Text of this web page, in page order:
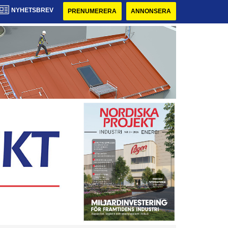
NYHETSBREV PRENUMERERA ANNONSERA